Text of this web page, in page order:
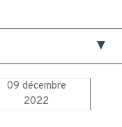
09 décembre
2022